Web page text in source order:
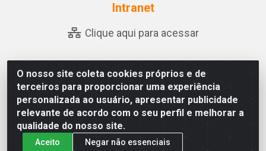
O nosso site coleta cookies próprios e de
terceiros para proporcionar uma experiência
personalizada ao usuário, apresentar publicidade
relevante de acordo com o seu perfil e melhorar a
qualidade do nosso site.
Aceito Negar não essenciais
Intranet
Clique aqui para acessar
Abreu & Silva - Rua Padre Jose de Souza Leite, 265 - Ariado,
Olho D'Água das Flores/AL - CEP 57.442-000 - CNPJ
04.790.656/0001-06